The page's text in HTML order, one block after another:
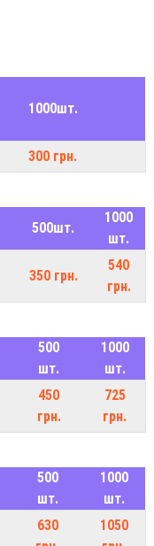
1000шт.
300 грн.
500шт.
1000
шт.
350 грн.
540
грн.
500
шт.
1000
шт.
450
грн.
725
грн.
500
шт.
1000
шт.
630
1050